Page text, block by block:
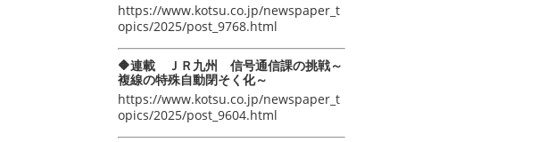
https://www.kotsu.co.jp/newspaper_t
opics/2025/post_9768.html
🔶連載 ＪＲ九州 信号通信課の挑戦～
複線の特殊自動閉そく化～
https://www.kotsu.co.jp/newspaper_t
opics/2025/post_9604.html